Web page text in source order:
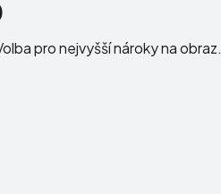
pro nejvyšší nároky na obraz.